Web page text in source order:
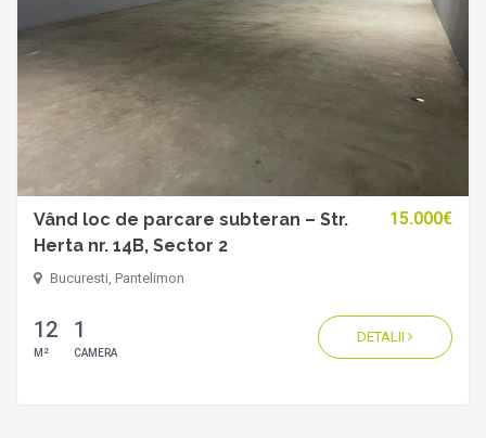
Vând loc de parcare subteran – Str.
Herta nr. 14B, Sector 2
15.000€
Bucuresti, Pantelimon
12
M 2
1
CAMERA
DETALII